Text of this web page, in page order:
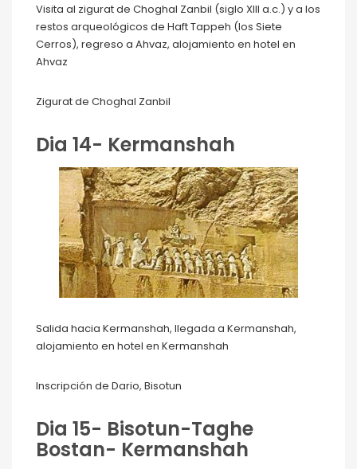
Visita al zigurat de Choghal Zanbil (siglo XIII a.c.) y a los
restos arqueológicos de Haft Tappeh (los Siete
Cerros), regreso a Ahvaz, alojamiento en hotel en
Ahvaz
Zigurat de Choghal Zanbil
Dia 14- Kermanshah
Salida hacia Kermanshah, llegada a Kermanshah,
alojamiento en hotel en Kermanshah
Inscripción de Dario, Bisotun
Dia 15- Bisotun-Taghe
Bostan- Kermanshah